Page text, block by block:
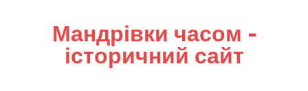
Мандрівки часом –
історичний сайт